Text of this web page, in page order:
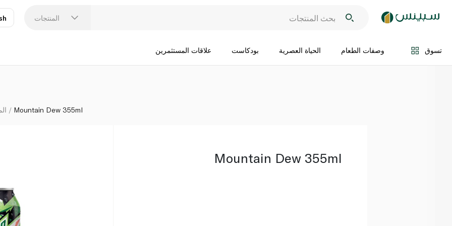
المنتجات
تسوق وصفات الطعام الحياة العصرية بودكاست علاقات المستثمرين
اضف الى السلة
Mountain Dew 355ml
Mountain Dew 355ml